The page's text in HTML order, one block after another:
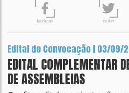
facebook twitter
Edital de Convocação | 03/09/
EDITAL COMPLEMENTAR
DE ASSEMBLEIAS